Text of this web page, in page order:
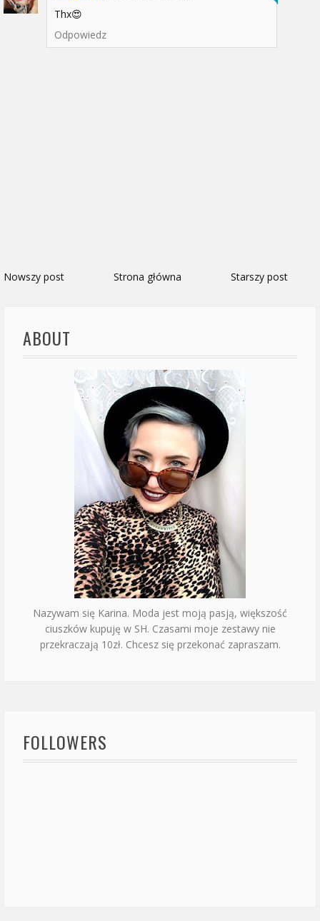
Thx😍
Odpowiedz
Nowszy post Strona główna Starszy post
ABOUT
Nazywam się Karina. Moda jest moją pasją, większość
ciuszków kupuję w SH. Czasami moje zestawy nie
przekraczają 10zł. Chcesz się przekonać zapraszam.
FOLLOWERS